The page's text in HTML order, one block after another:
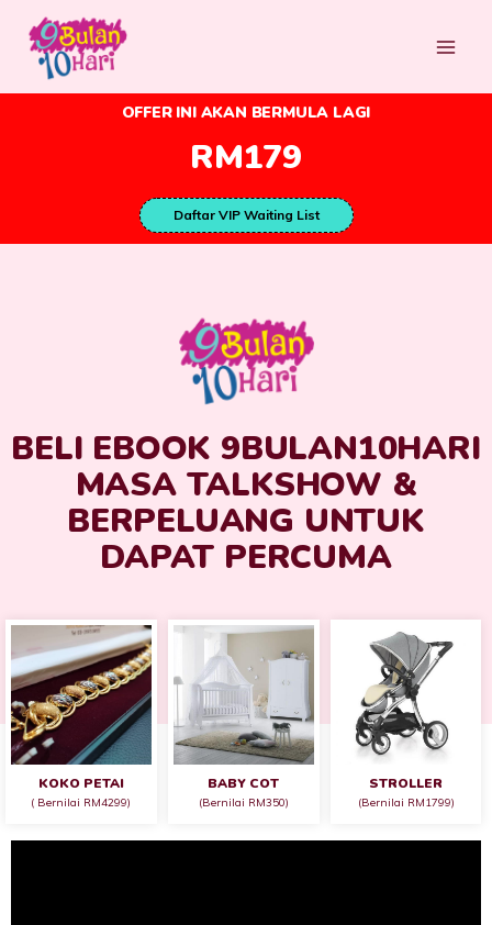
OFFER INI AKAN BERMULA LAGI
RM179
Daftar VIP Waiting List
BELI EBOOK 9BULAN10HARI
MASA TALKSHOW &
BERPELUANG UNTUK
DAPAT PERCUMA
KOKO PETAI
( Bernilai RM4299)
BABY COT
(bernilai RM350)
STROLLER
(bernilai RM1799)